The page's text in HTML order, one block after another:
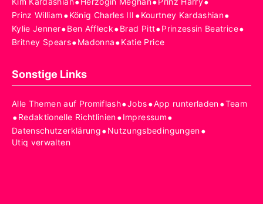
Prinz William •König Charles III •Kourtney Kardashian•
Kylie Jenner•Ben Affleck•Brad Pitt•Prinzessin Beatrice•
Britney Spears•Madonna•Katie Price
Sonstige Links
Alle Themen auf Promiflash•Jobs•App runterladen•Team
•Redaktionelle Richtlinien•Impressum•
Datenschutzerklärung•Nutzungsbedingungen•
Utiq verwalten